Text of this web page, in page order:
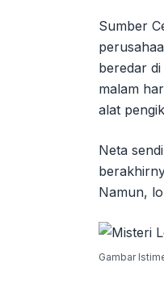
Sumber
beredar
malam
alat
Neta
Namun,
Gambar